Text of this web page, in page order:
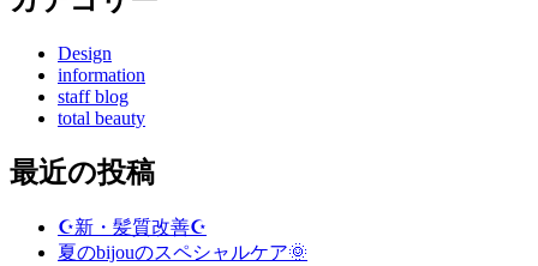
Design
information
staff blog
total beauty
最近の投稿
☪️新・髪質改善☪️
夏のbijouのスペシャルケア🌞